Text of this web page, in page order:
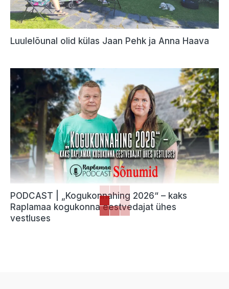
Luulelõunal olid külas Jaan Pehk ja Anna Haava
PODCAST | „Kogukonnahing 2026“ – kaks
Raplamaa kogukonna eestvedajat ühes
vestluses